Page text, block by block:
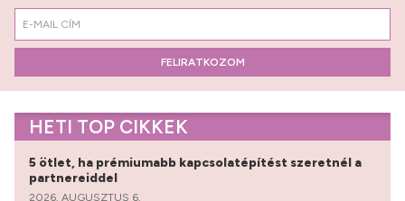
FELIRATKOZOM
HETI TOP CIKKEK
5 ötlet, ha prémiumabb kapcsolatépítést szeretnél a
partnereiddel
2026. AUGUSZTUS 6.